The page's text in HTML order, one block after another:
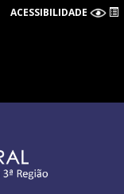
ACESSIBILIDADE